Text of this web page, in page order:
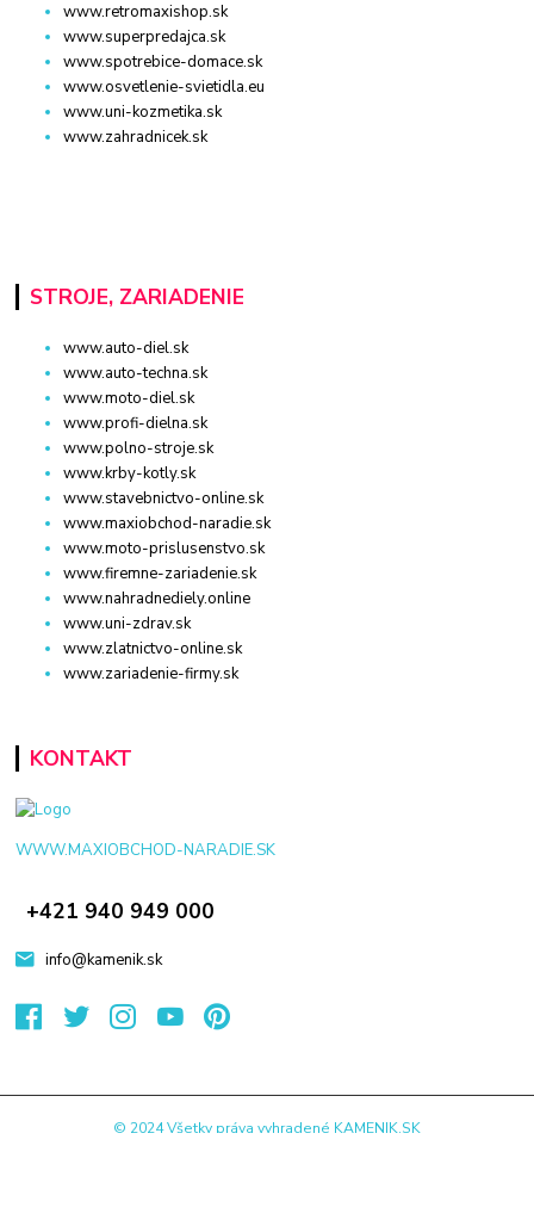
www.retromaxishop.sk
www.superpredajca.sk
www.spotrebice-domace.sk
www.osvetlenie-svietidla.eu
www.uni-kozmetika.sk
www.zahradnicek.sk
STROJE, ZARIADENIE
www.auto-diel.sk
www.auto-techna.sk
www.moto-diel.sk
www.profi-dielna.sk
www.polno-stroje.sk
www.krby-kotly.sk
www.stavebnictvo-online.sk
www.maxiobchod-naradie.sk
www.moto-prislusenstvo.sk
www.firemne-zariadenie.sk
www.nahradnediely.online
www.uni-zdrav.sk
www.zlatnictvo-online.sk
www.zariadenie-firmy.sk
KONTAKT
WWW.MAXIOBCHOD-NARADIE.SK
+421 940 949 000
info@kamenik.sk
© 2024 Všetky práva vyhradené KAMENIK.SK